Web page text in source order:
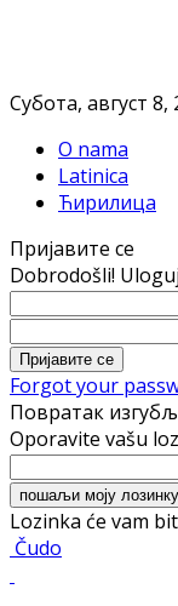
Субота, август 8,
O nama
Latinica
Ћирилица
Пријавите се
Dobrodošli!
Forgot your
Повратак
Oporavite vašu
Lozinka će vam
Čudo